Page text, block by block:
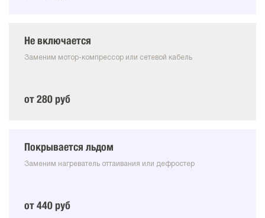
Не включается
Заменим мотор-компрессор или сетевой кабель
от 280 руб
Покрывается льдом
Заменим нагреватель оттаивания или дефростер
от 440 руб